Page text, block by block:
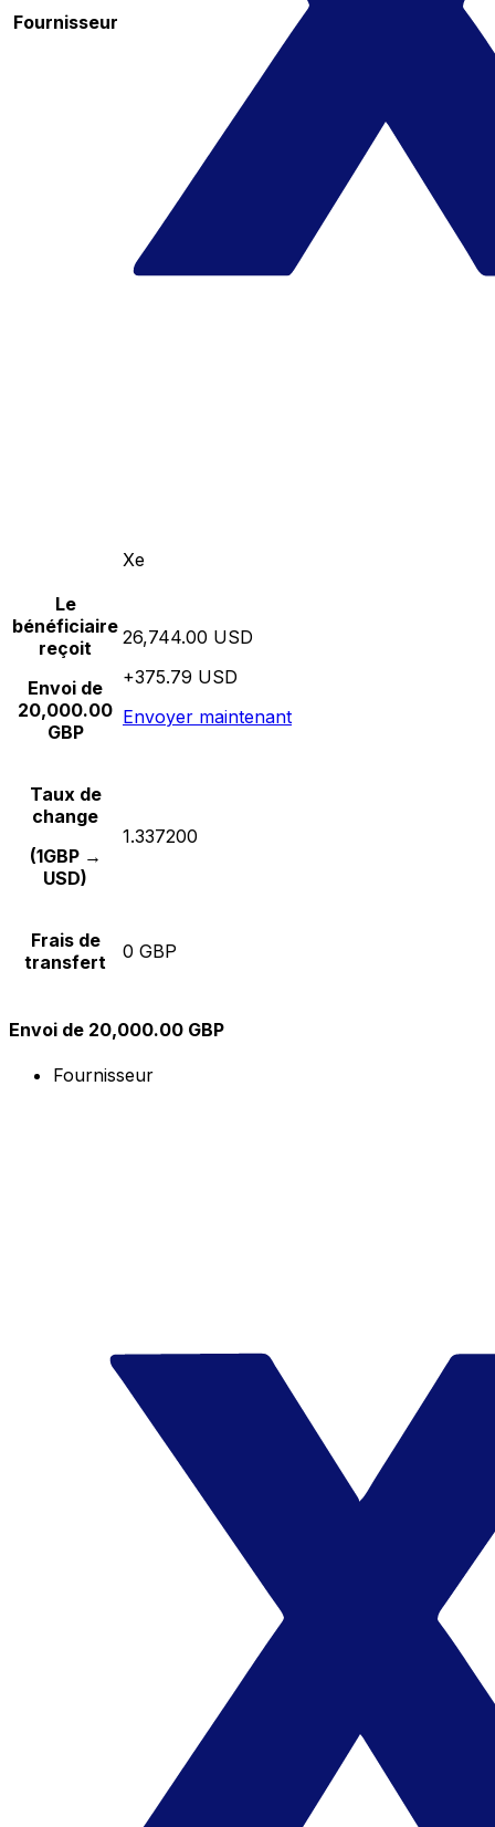
Fournisseur
Xe
Le
bénéficiaire
reçoit
Envoi de
20,000.00
GBP
26,744.00 USD
+375.79 USD
Envoyer maintenant
Taux de
change
(1GBP →
USD)
1.337200
Frais de
transfert
0 GBP
Envoi de 20,000.00 GBP
Fournisseur